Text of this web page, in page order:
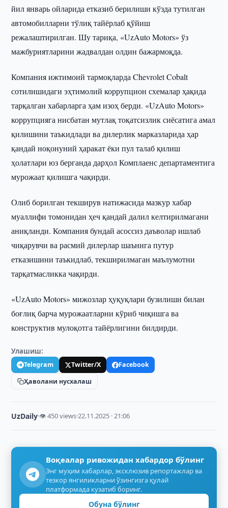
йил январь ойларида етказиб берилиши кўзда тутилган
автомобилларни тўлиқ тайёрлаб қўйиш
режалаштирилган. Шу тариқа, «UzAuto Motors» ўз
мажбуриятларини жадвалдан олдин бажармоқда.
Компания ижтимоий тармоқларда Chevrolet Cobalt
сотилишидаги эҳтимолий коррупцион схемалар ҳақида
тарқалган хабарларга ҳам изоҳ берди. «UzAuto Motors»
коррупцияга нисбатан мутлақ тоқатсизлик сиёсатига амал
қилишини таъкидлади ва дилерлик марказларида ҳар
қандай ноқонуний ҳаракат ёки пул талаб қилиш
ҳолатлари юз берганда дарҳол Комплаенс департаментига
мурожаат қилишга чақирди.
Олиб борилган текширув натижасида мазкур хабар
муаллифи томонидан ҳеч қандай далил келтирилмагани
аниқланди. Компания бундай асоссиз даъволар ишлаб
чиқарувчи ва расмий дилерлар шаънига путур
етказишини таъкидлаб, текширилмаган маълумотни
тарқатмасликка чақирди.
«UzAuto Motors» мижозлар ҳуқуқлари бузилиши билан
боғлиқ барча мурожаатларни кўриб чиқишга ва
конструктив мулоқотга тайёрлигини билдирди.
Улашиш:
Telegram Twitter/X
Facebook
Ҳаволани нусхалаш
UzDaily·👁 450 views·22.11.2025 · 21:06
Воқеалар ривожидан хабардор бўлинг
Энг муҳим хабарлар, эксклюзив репортажлар ва
тезкор янгиликларни ўзингизга қулай
платформада кузатиб боринг.
Обуна бўлинг